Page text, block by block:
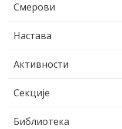
Смерови
Настава
Активности
Секције
Библиотека